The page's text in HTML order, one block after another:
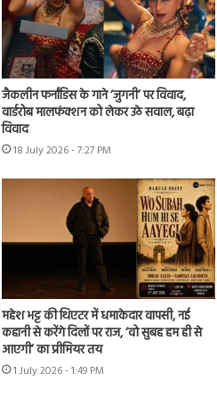
जैकलीन फर्नांडिस के गाने ‘जुगनी’ पर विवाद,
वार्डरोब मालफंक्शन को लेकर उठे सवाल, बढ़ा
विवाद
18 July 2026 - 7:27 PM
महेश भट्ट की थिएटर में धमाकेदार वापसी, नई
कहानी से करेंगे दिलों पर राज, ‘वो सुबह हम ही से
आएगी’ का प्रीमियर तय
1 July 2026 - 1:49 PM